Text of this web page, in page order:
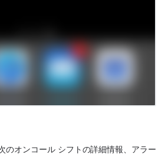
のオンコール シフトの詳細情報、アラー